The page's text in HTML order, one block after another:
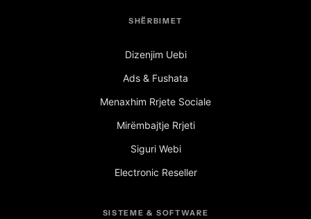
SHËRBIMET
Dizenjim Uebi
Ads & Fushata
Menaxhim Rrjete Sociale
Mirëmbajtje Rrjeti
Siguri Webi
Electronic Reseller
SISTEME & SOFTWARE